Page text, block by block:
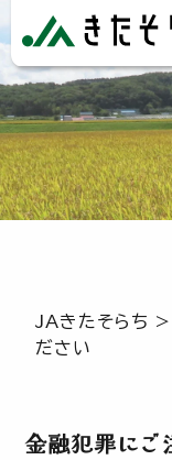
JAきたそらち
ださい
金融犯罪にご